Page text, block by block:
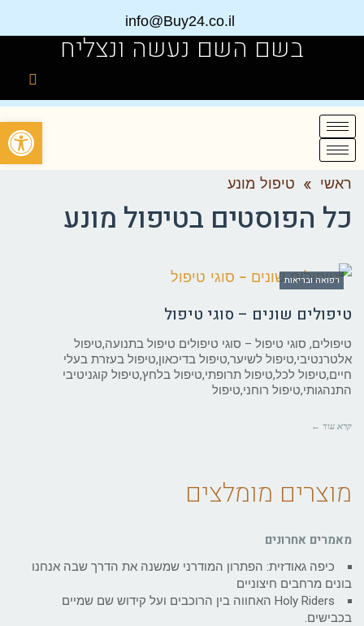
info@Buy24.co.il
בשם השם נעשה ונצליח
ראשי » טיפול מונע
כל הפוסטים בטיפול מונע
רפואה ובריאות
טיפולים שונים – סוגי טיפול
טיפולים, סוגי טיפול – סוגי טיפולים טיפול בתנועה,טיפול
אלטרנטיבי,טיפול לשיער,טיפול בדיכאון,טיפול בעזרת בעלי
חיים,טיפול לכל,טיפול תרופתי,טיפול בלחץ,טיפול קוגניטיבי
התנהגותי,טיפול רוחני,טיפול
קרא עוד ←
מוצרים מומלצים
מאמרים אחרונים
כיפה גאודזית: הפתרון המודרני שמשנה את הדרך שבה אנחנו
בונים מרחבים חיצוניים
Holy Riders האחווה בין הרוכבים ועל קידוש שם שמיים
בכבישים.